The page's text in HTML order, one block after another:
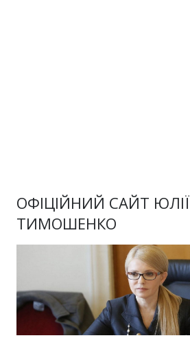
ОФІЦІЙНИЙ САЙТ ЮЛІЇ
ТИМОШЕНКО